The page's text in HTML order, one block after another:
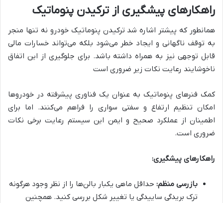
راهکارهای پیشگیری از ترکیدن پنوماتیک
همانطور که پیشتر اشاره شد ترکیدن پنوماتیک خودرو نه تنها منجر
به توقف ناگهانی و ایجاد خطر می‌شود بلکه می‌تواند خسارات مالی
قابل توجهی نیز به همراه داشته باشد. برای جلوگیری از این اتفاق
ناخوشایند رعایت نکات زیر ضروری است
کمک فنرهای پنوماتیک به عنوان یک فناوری پیشرفته در خودروها
امکان تنظیم ارتفاع و سفتی سواری را فراهم می‌کنند. اما برای
اطمینان از عملکرد صحیح و ایمن این سیستم رعایت برخی نکات
ضروری است.
راهکارهای پیشگیری:
بازرسی منظم: حداقل ماهی یکبار بالن‌ها را از نظر وجود هرگونه
ترک بریدگی ساییدگی یا تغییر شکل بررسی کنید. همچنین